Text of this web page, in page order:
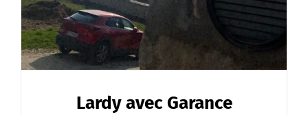
Lardy avec Garance